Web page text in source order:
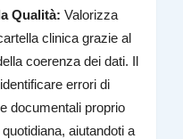
Qualità: Valorizza
clinica grazie al
coerenza dei dati. Il
errori di
documentali proprio
aiutandoti a